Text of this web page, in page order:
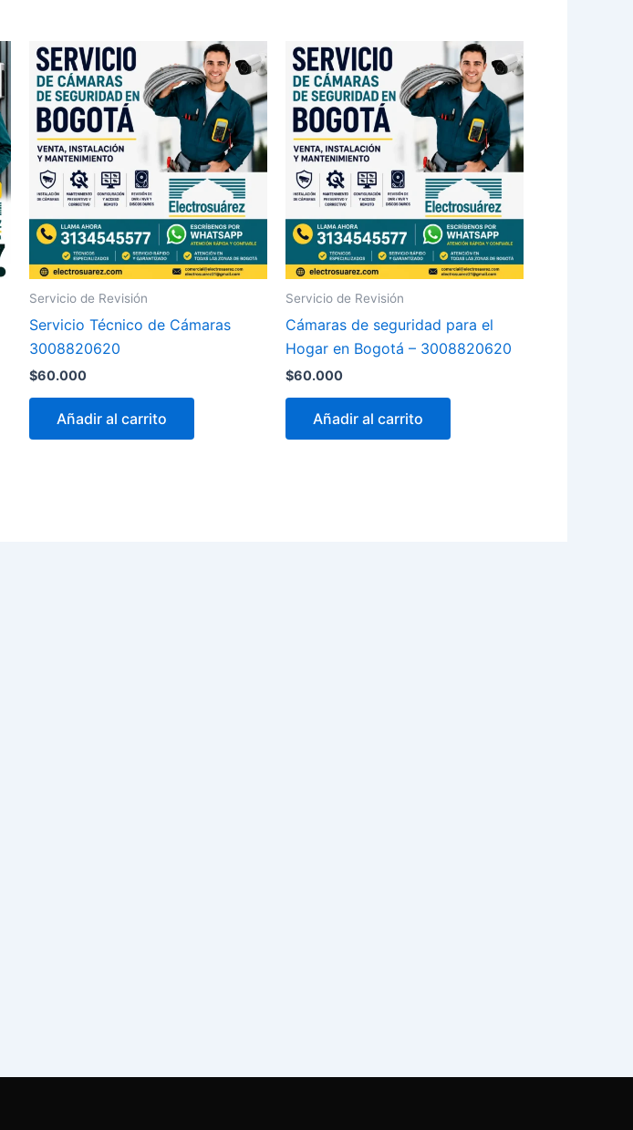
Servicio de Revisión
Servicio Técnico de Cámaras
3008820620
$60.000
Añadir al carrito
Servicio de Revisión
Cámaras de seguridad para el
Hogar en Bogotá – 3008820620
$60.000
Añadir al carrito